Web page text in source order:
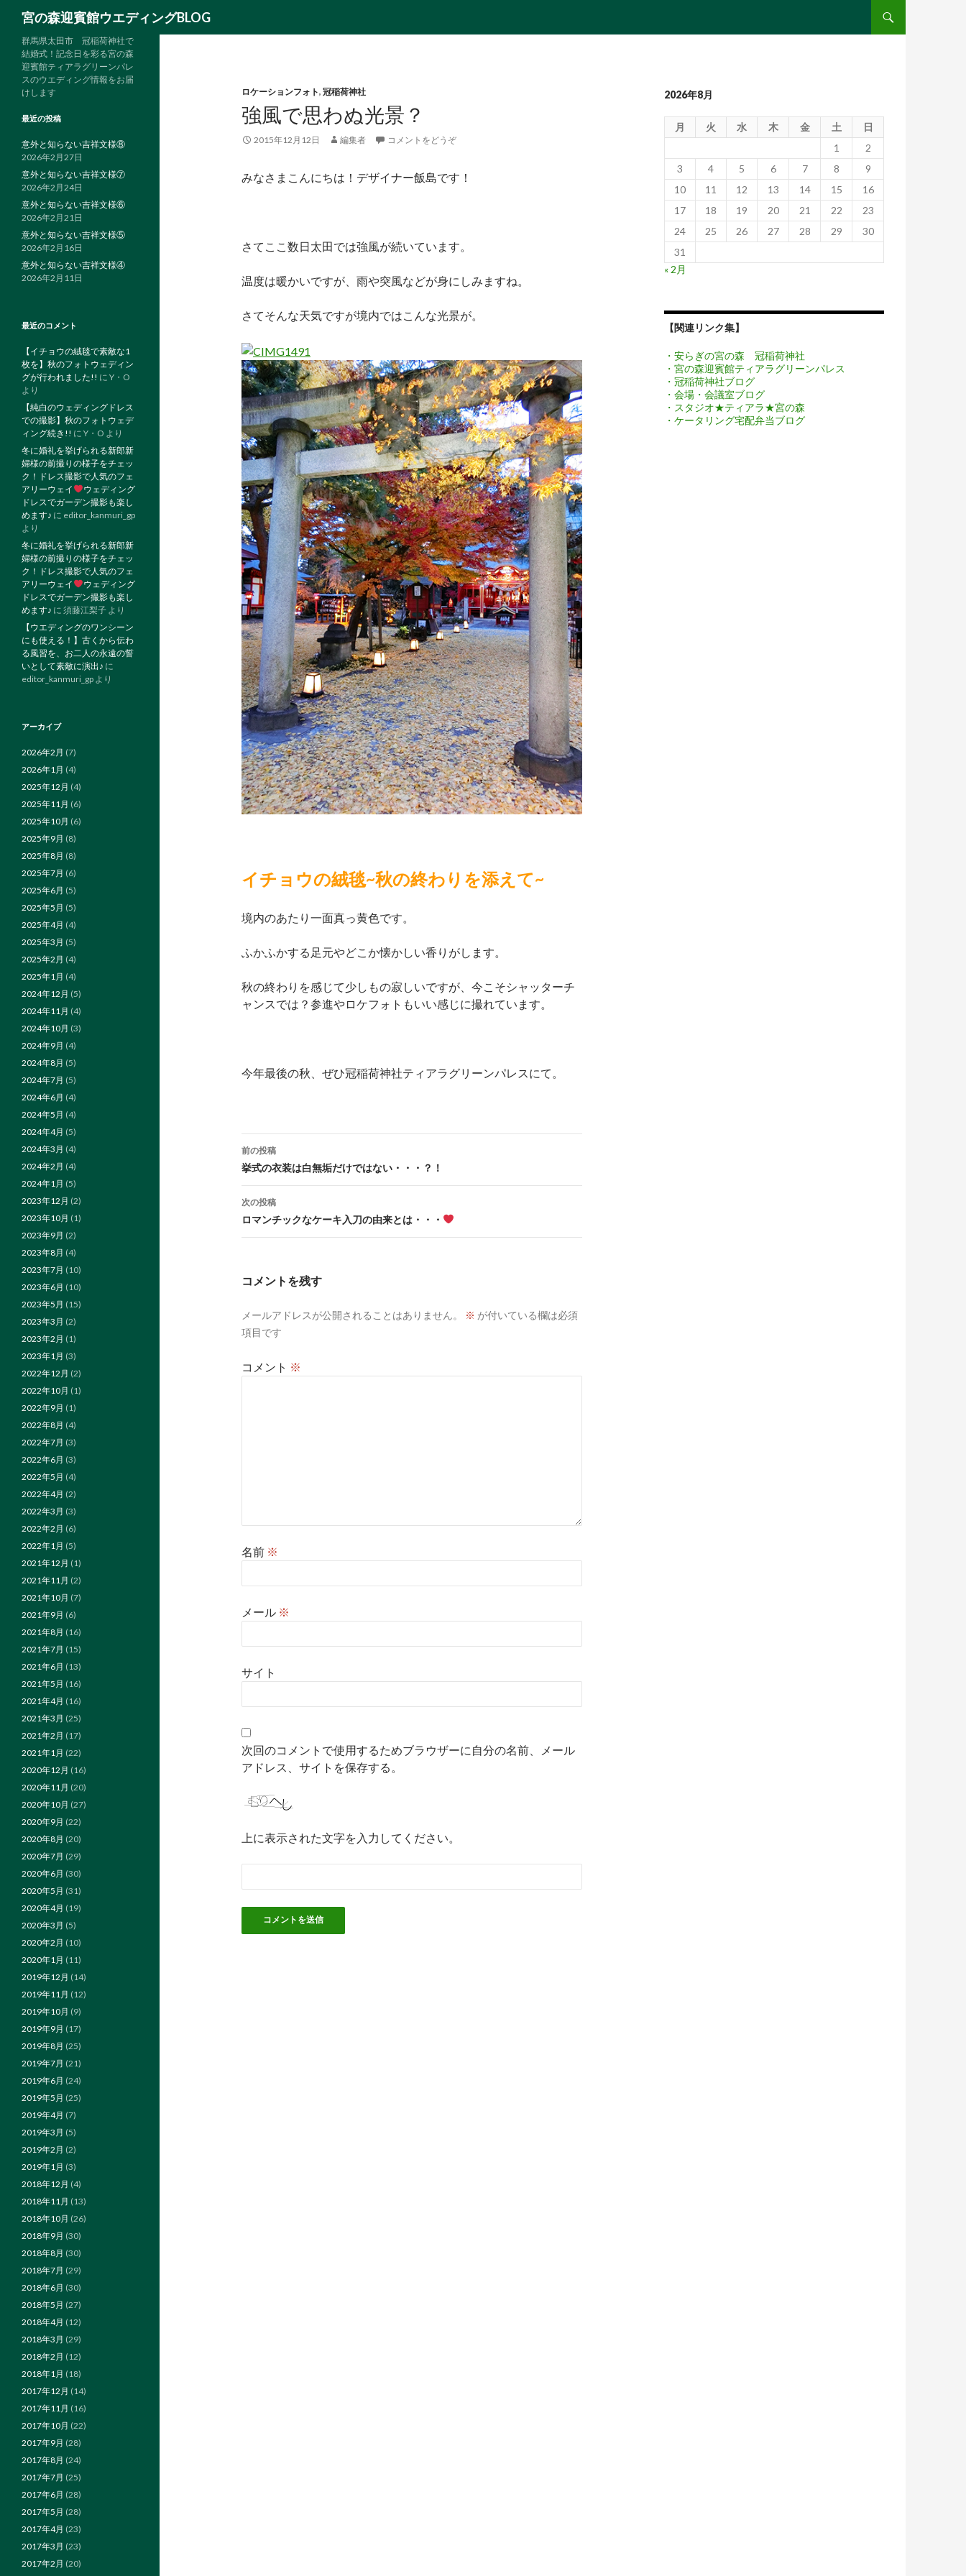
宮の森迎賓館ウエディングBLOG
ロケーションフォト, 冠稲荷神社
強風で思わぬ光景？
2015年12月12日 編集者 コメントをどうぞ
みなさまこんにちは！デザイナー飯島です！
さてここ数日太田では強風が続いています。
温度は暖かいですが、雨や突風などが身にしみますね。
さてそんな天気ですが境内ではこんな光景が。
イチョウの絨毯~秋の終わりを添えて~
境内のあたり一面真っ黄色です。
ふかふかする足元やどこか懐かしい香りがします。
秋の終わりを感じて少しもの寂しいですが、今こそシャッターチ
ャンスでは？参進やロケフォトもいい感じに撮れています。
今年最後の秋、ぜひ冠稲荷神社ティアラグリーンパレスにて。
投
稿
ナ
ビ
ゲ
ョ
前の投稿
挙式の衣装は白無垢だけではない・・・？！
次の投稿
ロマンチックなケーキ入刀の由来とは・・・
コメントを残す
メールアドレスが公開されることはありません。 ※ が付いている欄は必須
項目です
コメント ※
名前 ※
メール ※
サイト
次回のコメントで使用するためブラウザーに自分の名前、メール
アドレス、サイトを保存する。
上に表示された文字を入力してください。
2026年8月
月 火 水 木 金 土
日
1
2
3
4 5 6 7 8
9
10
11 12 13 14 15
16
17
18 19 20 21 22
23
24
25 26 27 28 29
30
31
« 2月
【関連リンク集】
・安らぎの宮の森 冠稲荷神社
・宮の森迎賓館ティアラグリーンパレス
・冠稲荷神社ブログ
・会場・会議室ブログ
・スタジオ★ティアラ★宮の森
・ケータリング宅配弁当ブログ
群馬県太田市 冠稲荷神社で
結婚式！記念日を彩る宮の森
迎賓館ティアラグリーンパレ
スのウエディング情報をお届
けします
最近の投稿
意外と知らない吉祥文様⑧
2026年2月27日
意外と知らない吉祥文様⑦
2026年2月24日
意外と知らない吉祥文様⑥
2026年2月21日
意外と知らない吉祥文様⑤
2026年2月16日
意外と知らない吉祥文様④
2026年2月11日
最近のコメント
【イチョウの絨毯で素敵な1
枚を】秋のフォトウェディン
グが行われました!! に Y・O
より
【純白のウェディングドレス
での撮影】秋のフォトウェデ
ィング続き!! に Y・O より
冬に婚礼を挙げられる新郎新
婦様の前撮りの様子をチェッ
ク！ドレス撮影で人気のフェ
アリーウェイ
ウェディング
ドレスでガーデン撮影も楽し
めます♪ に editor_kanmuri_gp
より
冬に婚礼を挙げられる新郎新
婦様の前撮りの様子をチェッ
ク！ドレス撮影で人気のフェ
アリーウェイ
ウェディング
ドレスでガーデン撮影も楽し
めます♪ に 須藤江梨子 より
【ウエディングのワンシーン
にも使える！】古くから伝わ
る風習を、お二人の永遠の誓
いとして素敵に演出♪ に
editor_kanmuri_gp より
アーカイブ
2026年2月 (7)
2026年1月 (4)
2025年12月 (4)
2025年11月 (6)
2025年10月 (6)
2025年9月 (8)
2025年8月 (8)
2025年7月 (6)
2025年6月 (5)
2025年5月 (5)
2025年4月 (4)
2025年3月 (5)
2025年2月 (4)
2025年1月 (4)
2024年12月 (5)
2024年11月 (4)
2024年10月 (3)
2024年9月 (4)
2024年8月 (5)
2024年7月 (5)
2024年6月 (4)
2024年5月 (4)
2024年4月 (5)
2024年3月 (4)
2024年2月 (4)
2024年1月 (5)
2023年12月 (2)
2023年10月 (1)
2023年9月 (2)
2023年8月 (4)
2023年7月 (10)
2023年6月 (10)
2023年5月 (15)
2023年3月 (2)
2023年2月 (1)
2023年1月 (3)
2022年12月 (2)
2022年10月 (1)
2022年9月 (1)
2022年8月 (4)
2022年7月 (3)
2022年6月 (3)
2022年5月 (4)
2022年4月 (2)
2022年3月 (3)
2022年2月 (6)
2022年1月 (5)
2021年12月 (1)
2021年11月 (2)
2021年10月 (7)
2021年9月 (6)
2021年8月 (16)
2021年7月 (15)
2021年6月 (13)
2021年5月 (16)
2021年4月 (16)
2021年3月 (25)
2021年2月 (17)
2021年1月 (22)
2020年12月 (16)
2020年11月 (20)
2020年10月 (27)
2020年9月 (22)
2020年8月 (20)
2020年7月 (29)
2020年6月 (30)
2020年5月 (31)
2020年4月 (19)
2020年3月 (5)
2020年2月 (10)
2020年1月 (11)
2019年12月 (14)
2019年11月 (12)
2019年10月 (9)
2019年9月 (17)
2019年8月 (25)
2019年7月 (21)
2019年6月 (24)
2019年5月 (25)
2019年4月 (7)
2019年3月 (5)
2019年2月 (2)
2019年1月 (3)
2018年12月 (4)
2018年11月 (13)
2018年10月 (26)
2018年9月 (30)
2018年8月 (30)
2018年7月 (29)
2018年6月 (30)
2018年5月 (27)
2018年4月 (12)
2018年3月 (29)
2018年2月 (12)
2018年1月 (18)
2017年12月 (14)
2017年11月 (16)
2017年10月 (22)
2017年9月 (28)
2017年8月 (24)
2017年7月 (25)
2017年6月 (28)
2017年5月 (28)
2017年4月 (23)
2017年3月 (23)
2017年2月 (20)